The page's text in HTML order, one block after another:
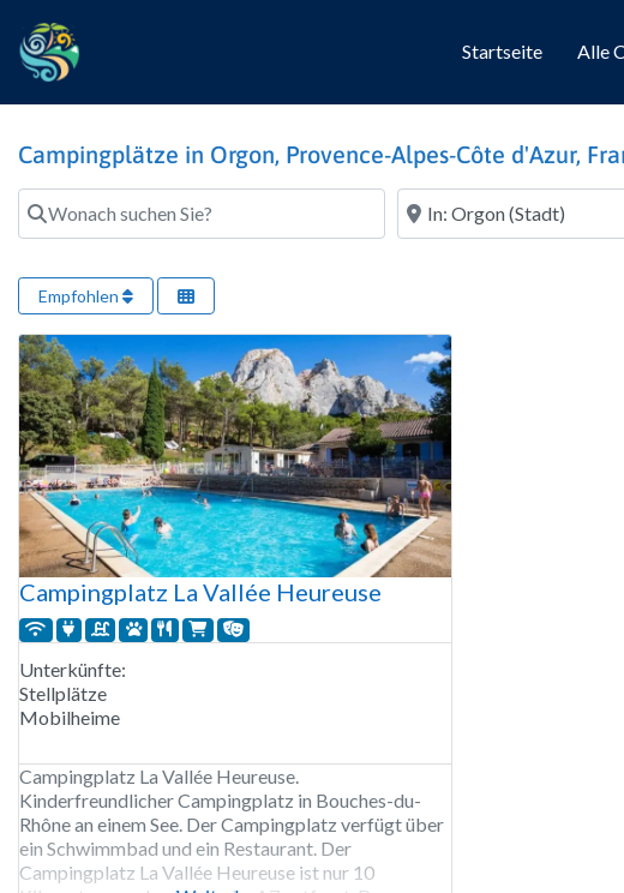
Startseite Alle
Campingplätze in Orgon, Provence-Alpes-Côte d'Azur,
Wonach suchen Sie? Wo?
Empfohlen
Campingplatz La Vallée Heureuse
Unterkünfte:
Stellplätze
Mobilheime
Campingplatz La Vallée Heureuse.
Kinderfreundlicher Campingplatz in Bouches-du-
Rhône an einem See. Der Campingplatz verfügt über
ein Schwimmbad und ein Restaurant. Der
Campingplatz La Vallée Heureuse ist nur 10